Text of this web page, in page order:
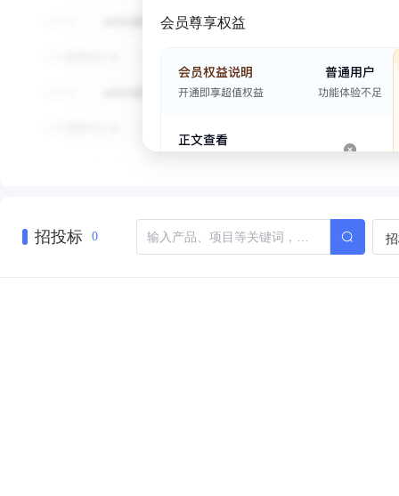
会员尊享权益
招投标 0